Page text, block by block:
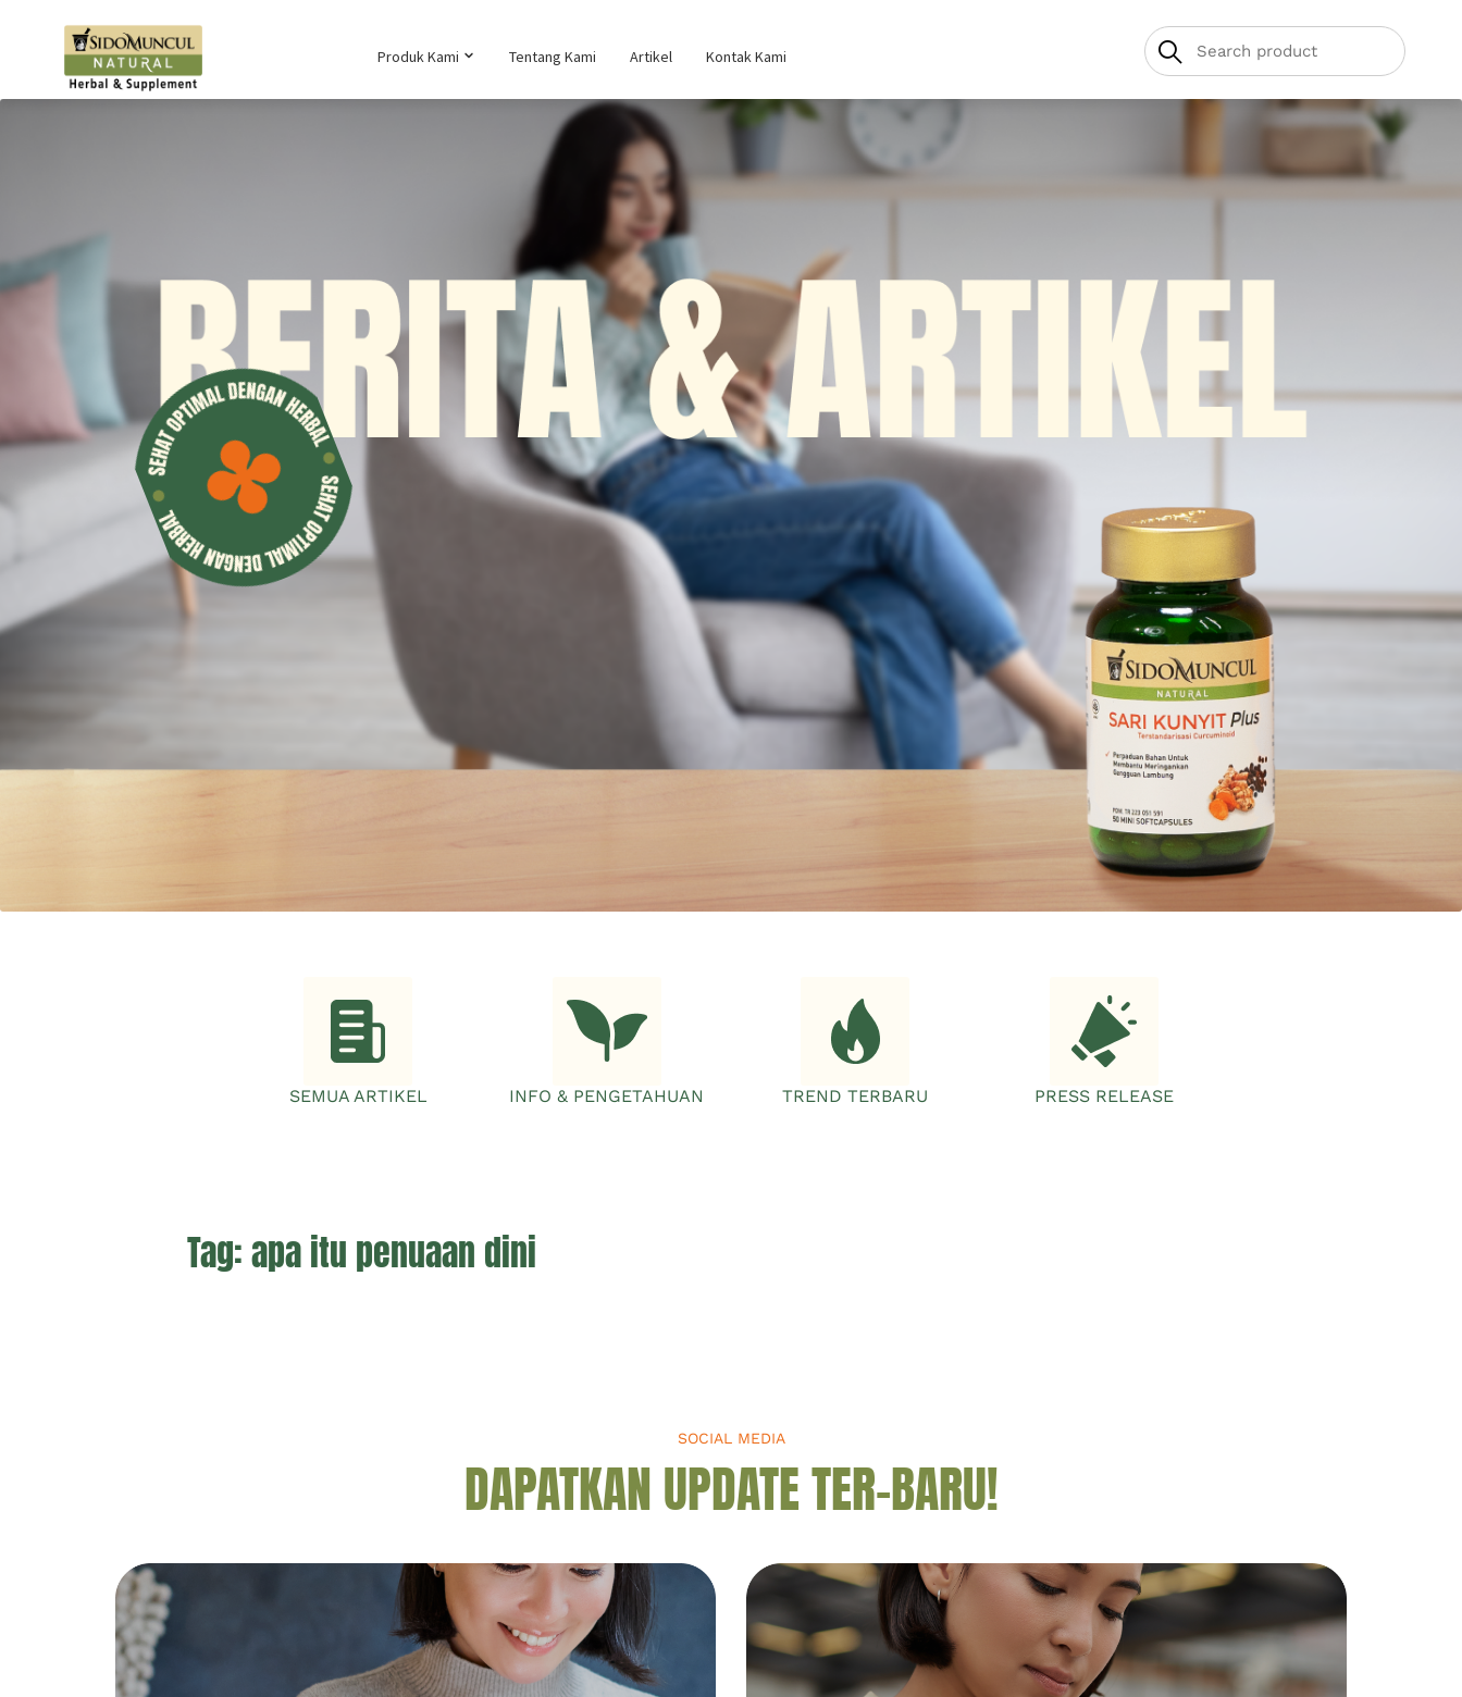
Produk Kami Tentang Kami Artikel Kontak Kami
SEMUA ARTIKEL INFO & PENGETAHUAN TREND TERBARU PRESS RELEASE
Tag:apa itu penuaan dini
SOCIAL MEDIA
DAPATKAN UPDATE TER-BARU!